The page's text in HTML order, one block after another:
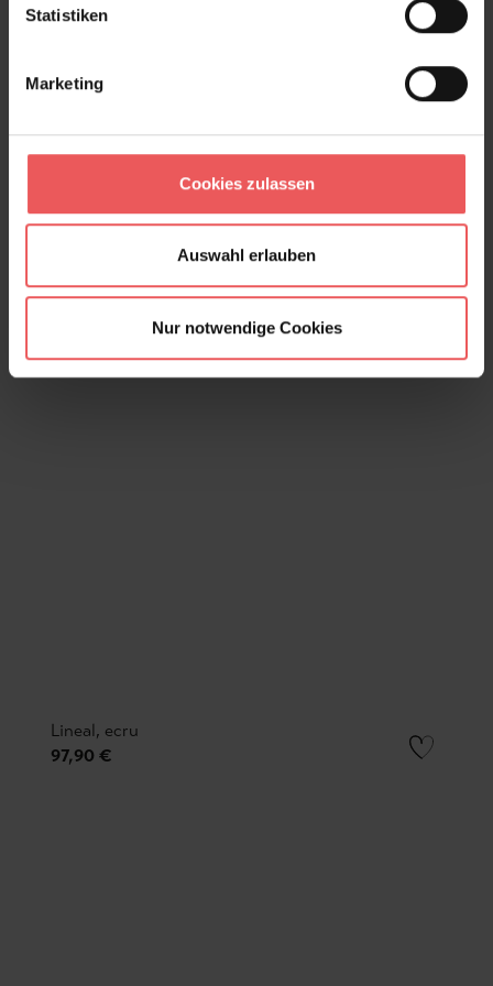
Statistiken
Marketing
Cookies zulassen
Auswahl erlauben
Nur notwendige Cookies
Lineal, ecru
97,90 €